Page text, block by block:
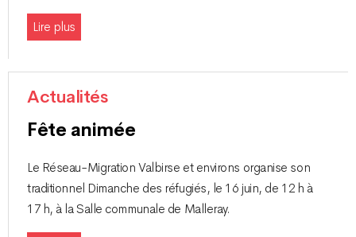
Lire plus
Actualités
Fête animée
Le Réseau-Migration Valbirse et environs organise son
traditionnel Dimanche des réfugiés, le 16 juin, de 12 h à
17 h, à la Salle communale de Malleray.